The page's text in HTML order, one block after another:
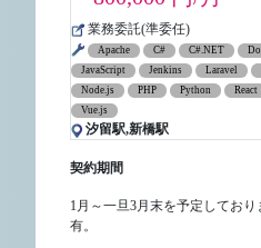
業務委託(準委任)
Apache C# C#.NET
JavaScript
Jenkins Laravel
Node.js
PHP Python React
Vue.js
汐留駅,新橋駅
契約期間
1月～一旦3月末を予定してお
有。